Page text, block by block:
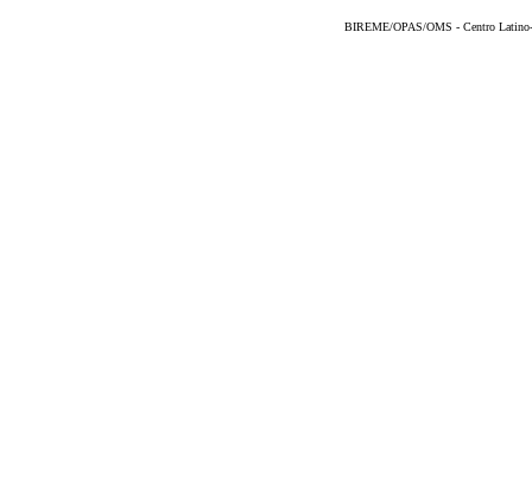
BIREME/OPAS/OMS - Centro Latino-